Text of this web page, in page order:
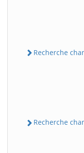
Recherche
Recherche